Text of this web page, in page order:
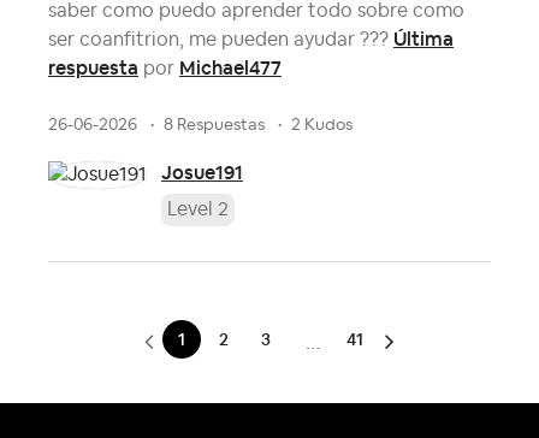
saber como puedo aprender todo sobre como
ser coanfitrion, me pueden ayudar ??? Última
respuesta por Michael477
26-06-2026 8 Respuestas 2 Kudos
Josue191
Level 2
1 2 3 41